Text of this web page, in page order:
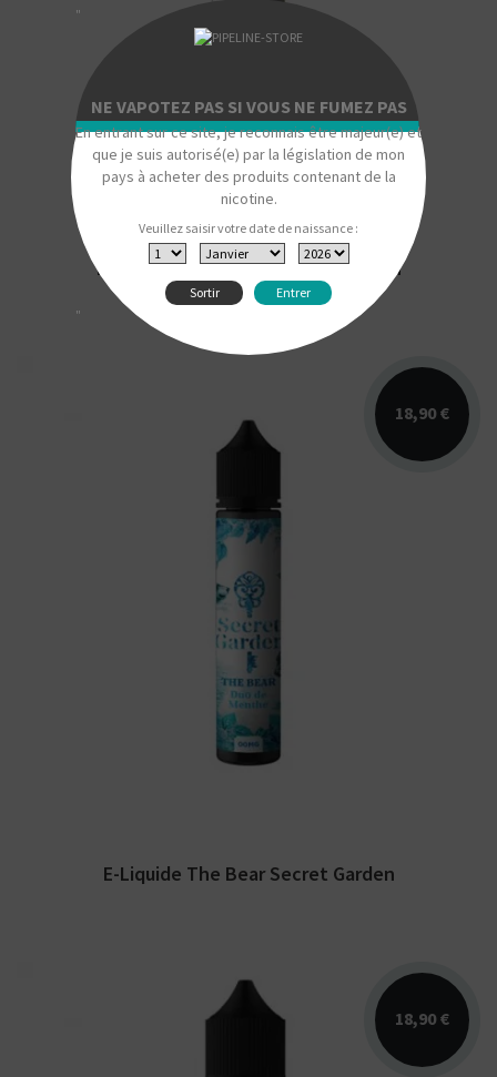
Arômes : ananas, corossol. E-liquide Secret
Garden. Disponible en 50 ml sans nicotine
pour 75 ml...
E-Liquide The Lemur Secret Garden
18,90 €
Arômes : duo de menthe glaciale. E-liquide
Secret Garden. Disponible en 50 ml sans
E-Liquide The Bear Secret Garden
18,90 €
"
NE VAPOTEZ PAS SI VOUS NE FUMEZ PAS
En entrant sur ce site, je reconnais être majeur(e) et
que je suis autorisé(e) par la législation de mon
pays à acheter des produits contenant de la
nicotine.
Veuillez saisir votre date de naissance :
Sortir
Entrer
"